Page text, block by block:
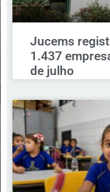
Jucems
1.437
de julho